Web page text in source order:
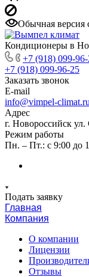
Обычная версия
Кондиционеры в
+7 (918) 099-
+7 (918) 099-96-25
Заказать звонок
E-mail
info@vimpel-climat.ru
Адрес
г. Новороссийск ул.
Режим работы
Пн. – Пт.: с 9:00 до
Подать заявку
Главная
Компания
О компании
Лицензии
Отзывы